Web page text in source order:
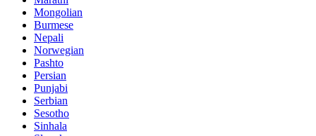
Mongolian
Burmese
Nepali
Norwegian
Pashto
Persian
Punjabi
Serbian
Sesotho
Sinhala